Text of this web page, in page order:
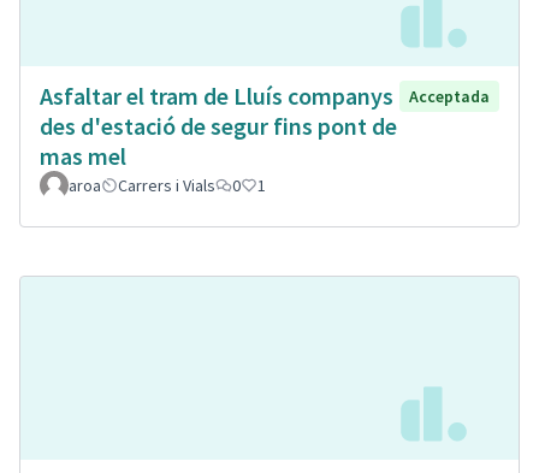
Asfaltar el tram de Lluís companys
des d'estació de segur fins pont de
mas mel
Acceptada
aroa Carrers i Vials 0 1